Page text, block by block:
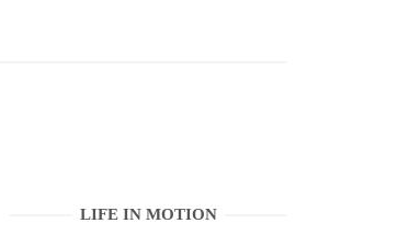
LIFE IN MOTION